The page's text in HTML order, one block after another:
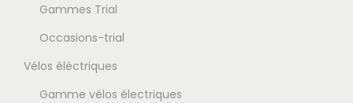
Gammes Trial
Occasions-trial
Vélos éléctriques
Gamme vélos électriques